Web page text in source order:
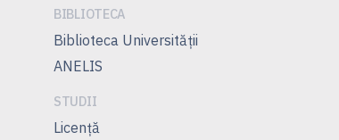
BIBLIOTECA
Biblioteca Universității
ANELIS
STUDII
Licență